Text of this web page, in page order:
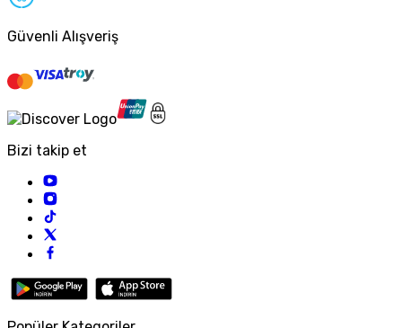
Güvenli Alışveriş
Bizi takip et